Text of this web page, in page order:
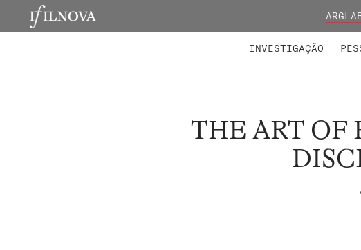
INVESTIGAÇÃO
THE ART OF